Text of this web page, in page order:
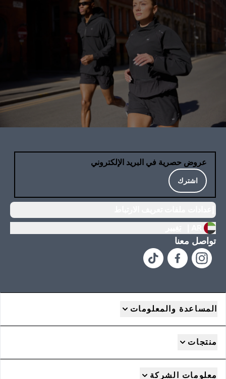
عروض حصرية في البريد الإلكتروني
اشترك
تواصل معنا
المساعدة والمعلومات
منتجات
معلومات الشركة